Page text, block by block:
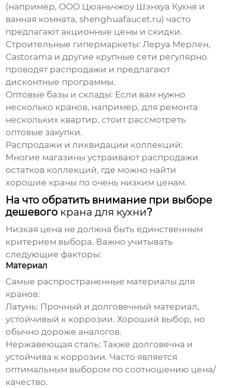
(например, ООО Цюаньчжоу Шэнхуа Кухня и
ванная комната,shenghuafaucet.ru) часто
предлагают акционные цены и скидки.
Строительные гипермаркеты: Леруа Мерлен,
Castorama и другие крупные сети регулярно
проводят распродажи и предлагают
дисконтные программы.
Оптовые базы и склады: Если вам нужно
несколько кранов, например, для ремонта
нескольких квартир, стоит рассмотреть
оптовые закупки.
Распродажи и ликвидации коллекций:
Многие магазины устраивают распродажи
остатков коллекций, где можно найти
хорошие краны по очень низким ценам.
На что обратить внимание при выборе
дешевого крана для кухни?
Низкая цена не должна быть единственным
критерием выбора. Важно учитывать
следующие факторы:
Материал
Самые распространенные материалы для
кранов:
Латунь: Прочный и долговечный материал,
устойчивый к коррозии. Хороший выбор, но
обычно дороже аналогов.
Нержавеющая сталь: Также долговечна и
устойчива к коррозии. Часто является
оптимальным выбором по соотношению цена/
качество.